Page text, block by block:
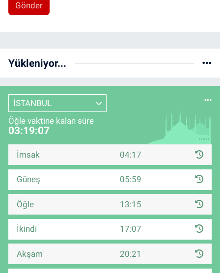
Gönder
Yükleniyor...
İSTANBUL
Öğle vaktine kalan süre
03:19:06
İmsak 04:17
Güneş 05:59
Öğle 13:15
İkindi 17:07
Akşam 20:21